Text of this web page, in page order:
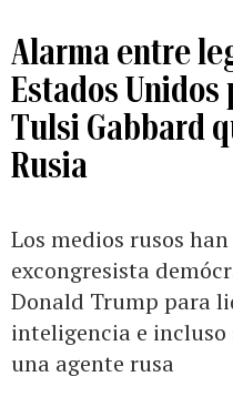
Alarma entre
Estados
Tulsi Gabbard
Rusia
Los medios rusos
excongresista
Donald Trump para
inteligencia e incluso
una agente rusa